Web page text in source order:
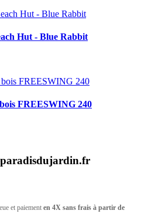
Hut - Blue Rabbit
FREESWING 240
et paiement en 4X sans frais à partir de